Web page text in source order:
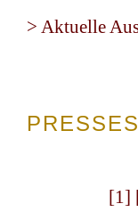
> Aktuelle
[1]